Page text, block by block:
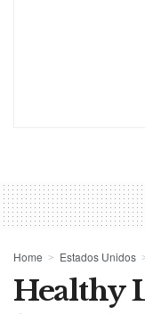
Home Estados Unidos
Healthy